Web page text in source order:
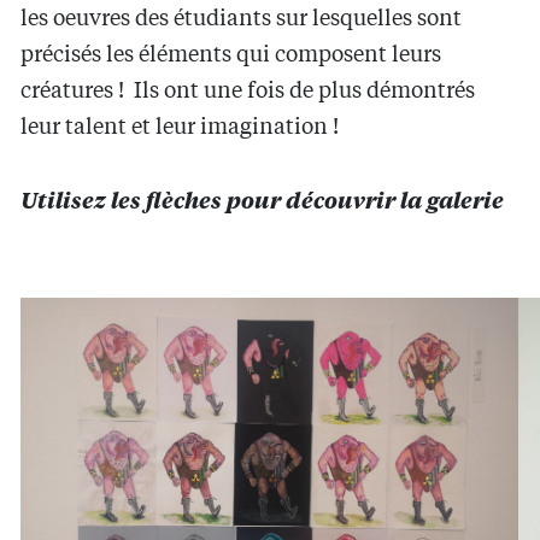
les oeuvres des étudiants sur lesquelles sont
précisés les éléments qui composent leurs
créatures ! Ils ont une fois de plus démontrés
leur talent et leur imagination !
Utilisez les flèches pour découvrir la galerie